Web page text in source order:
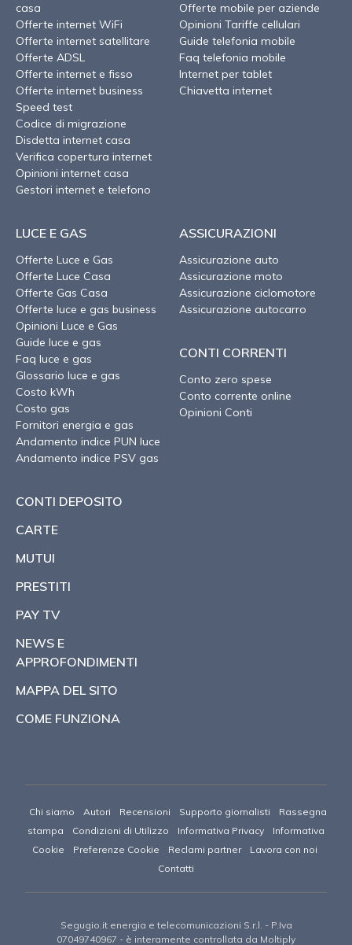
casa
Offerte internet WiFi
Offerte internet satellitare
Offerte ADSL
Offerte internet e fisso
Offerte internet business
Speed test
Codice di migrazione
Disdetta internet casa
Verifica copertura internet
Opinioni internet casa
Gestori internet e telefono
Offerte mobile per aziende
Opinioni Tariffe cellulari
Guide telefonia mobile
Faq telefonia mobile
Internet per tablet
Chiavetta internet
LUCE E GAS
Offerte Luce e Gas
Offerte Luce Casa
Offerte Gas Casa
Offerte luce e gas business
Opinioni Luce e Gas
Guide luce e gas
Faq luce e gas
Glossario luce e gas
Costo kWh
Costo gas
Fornitori energia e gas
Andamento indice PUN luce
Andamento indice PSV gas
ASSICURAZIONI
Assicurazione auto
Assicurazione moto
Assicurazione ciclomotore
Assicurazione autocarro
CONTI CORRENTI
Conto zero spese
Conto corrente online
Opinioni Conti
CONTI DEPOSITO
CARTE
MUTUI
PRESTITI
PAY TV
NEWS E
APPROFONDIMENTI
MAPPA DEL SITO
COME FUNZIONA
Chi siamo Autori Recensioni Supporto giornalisti
Rassegna
stampa
Condizioni di Utilizzo Informativa Privacy
Informativa
Cookie
Preferenze Cookie Reclami partner
Lavora con noi
Contatti
Segugio.it energia e telecomunicazioni S.r.l. - P.Iva
07049740967 - è interamente controllata da Moltiply